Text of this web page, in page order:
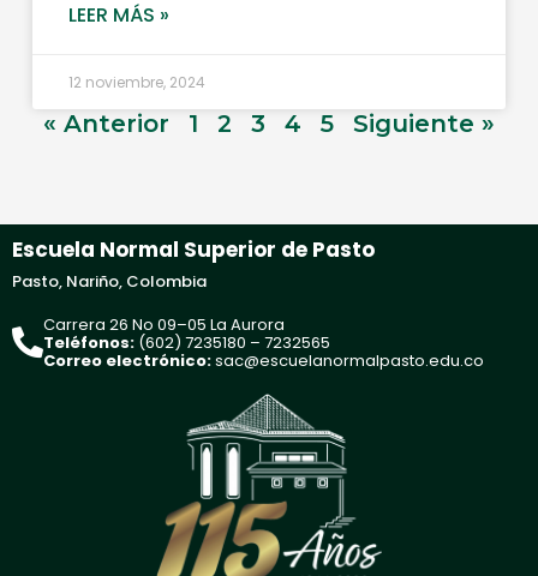
LEER MÁS »
12 noviembre, 2024
« Anterior 1 2 3 4 5 Siguiente »
Escuela Normal Superior de Pasto
Pasto, Nariño, Colombia
Carrera 26 No 09–05 La Aurora
Teléfonos: (602) 7235180 – 7232565
Correo electrónico:sac@escuelanormalpasto.edu.co